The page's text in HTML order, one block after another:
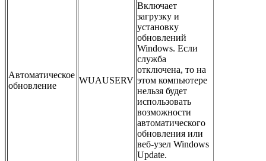
Автоматическое
обновление
WUAUSERV
Включает
загрузку и
установку
обновлений
Windows. Если
служба
отключена, то на
этом компьютере
нельзя будет
использовать
возможности
автоматического
обновления или
веб-узел Windows
Update.